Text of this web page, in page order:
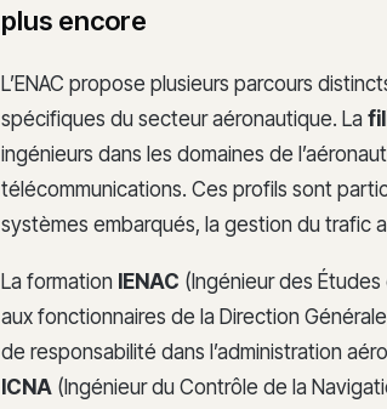
plus encore
L’ENAC propose plusieurs parcours
spécifiques du secteur aéronautique. La
ingénieurs dans les domaines de
télécommunications. Ces profils sont
systèmes embarqués, la gestion du trafic
La formation IENAC (Ingénieur des Études
aux fonctionnaires de la Direction
de responsabilité dans l’administration
ICNA(Ingénieur du Contrôle de la